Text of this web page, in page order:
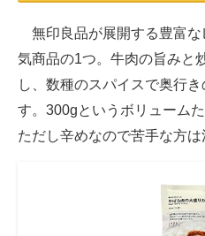
無印良品が展開する豊富な
気商品の1つ。牛肉の旨みと
し、数種のスパイスで奥行
す。300gというボリューム
ただし辛めなので苦手な方は